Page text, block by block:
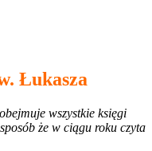
Łukasza
wszystkie księgi
że w ciągu roku czyta